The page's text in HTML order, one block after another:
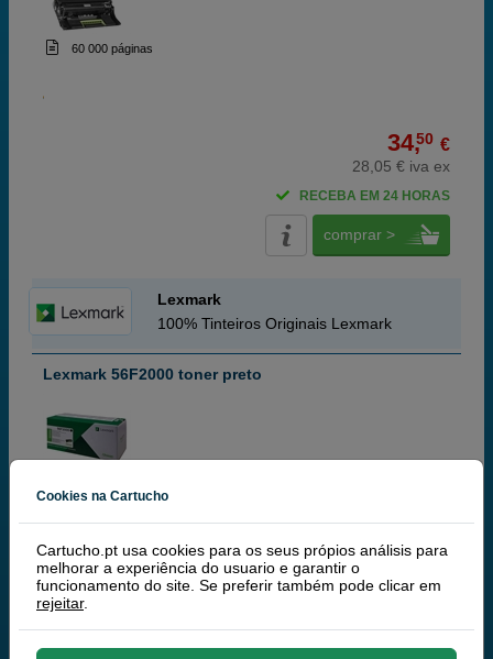
60 000 páginas
34,50 €
28,05 € iva ex
RECEBA EM 24 HORAS
comprar >
Lexmark
100% Tinteiros Originais Lexmark
Lexmark 56F2000 toner preto
preto
121,54 € iva ex
Cookies na Cartucho
Cartucho.pt usa cookies para os seus própios análisis para
melhorar a experiência do usuario e garantir o
funcionamento do site. Se preferir também pode clicar em
rejeitar.